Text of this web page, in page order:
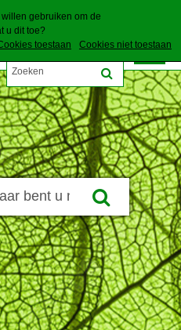
gebruiken om de
u dit toe?
toestaan
Cookies niet toestaan